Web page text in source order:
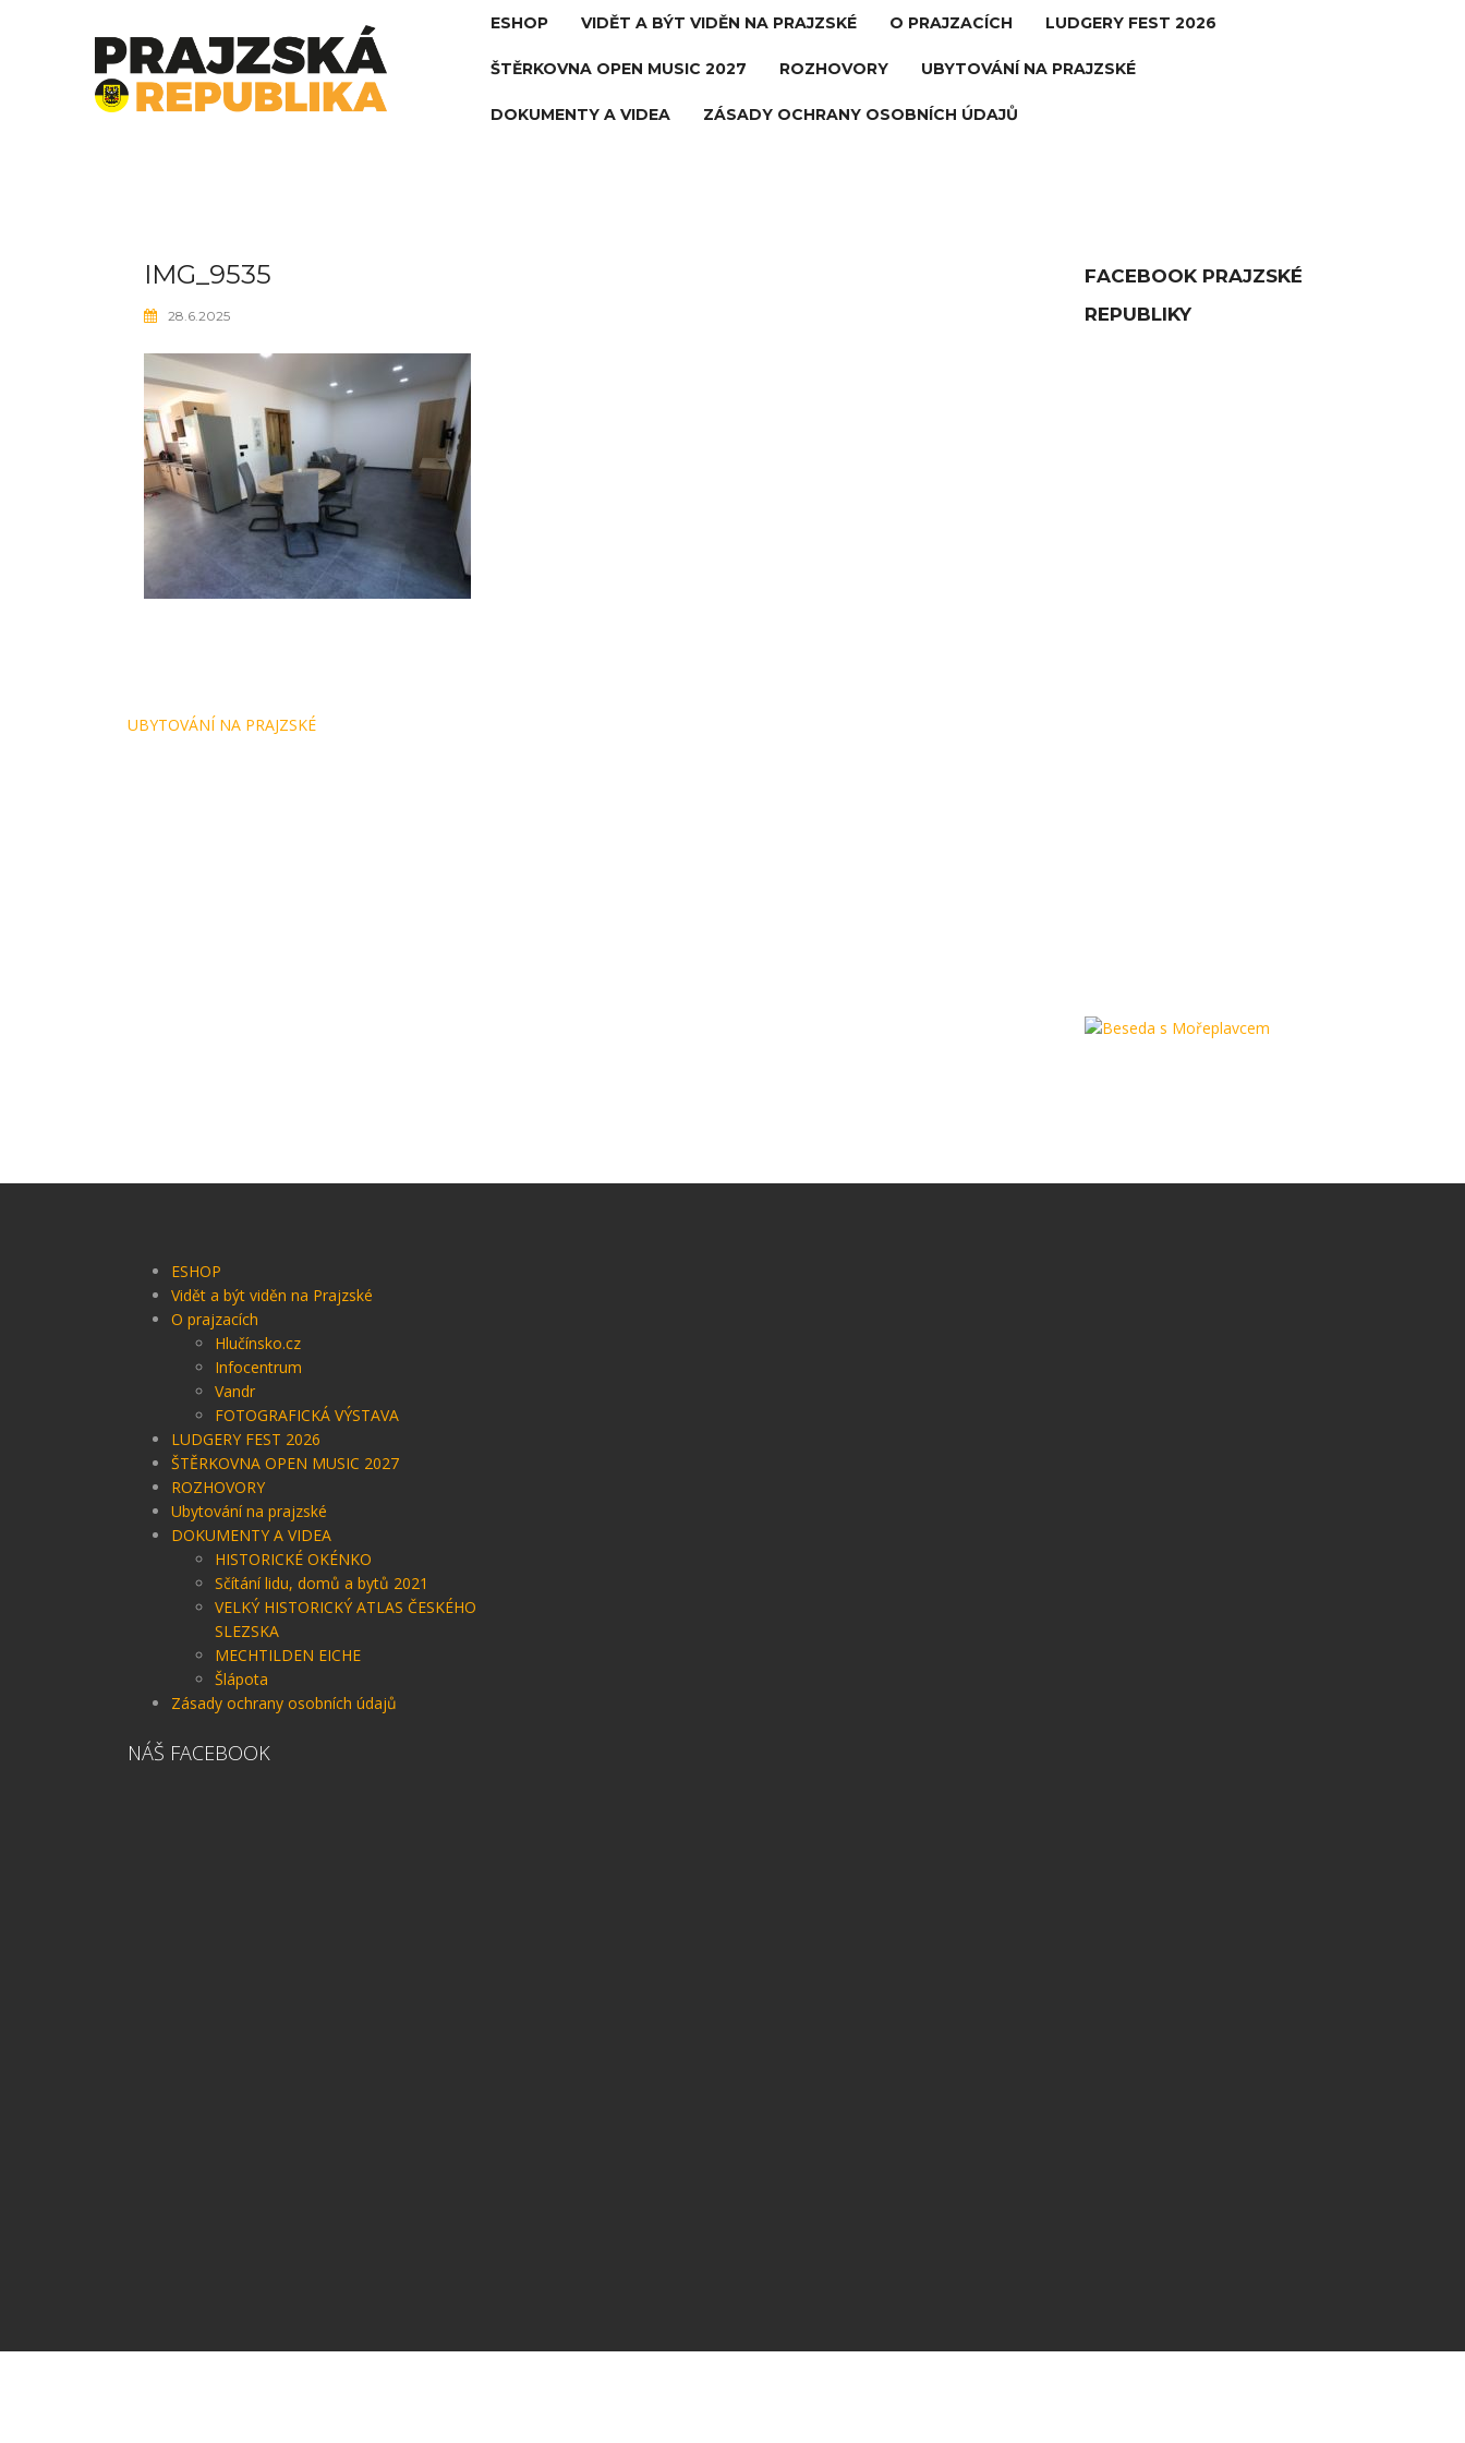
ESHOP VIDĚT A BÝT VIDĚN NA PRAJZSKÉ O PRAJZACÍCH LUDGERY FEST 2026
ŠTĚRKOVNA OPEN MUSIC 2027 ROZHOVORY UBYTOVÁNÍ NA PRAJZSKÉ
DOKUMENTY A VIDEA ZÁSADY OCHRANY OSOBNÍCH ÚDAJŮ
IMG_9535
28.6.2025
Navigace
UBYTOVÁNÍ NA PRAJZSKÉ
FACEBOOK PRAJZSKÉ
REPUBLIKY
ESHOP
Vidět a být viděn na Prajzské
O prajzacích
Hlučínsko.cz
Infocentrum
Vandr
FOTOGRAFICKÁ VÝSTAVA
LUDGERY FEST 2026
ŠTĚRKOVNA OPEN MUSIC 2027
ROZHOVORY
Ubytování na prajzské
DOKUMENTY A VIDEA
HISTORICKÉ OKÉNKO
Sčítání lidu, domů a bytů 2021
VELKÝ HISTORICKÝ ATLAS ČESKÉHO
SLEZSKA
MECHTILDEN EICHE
Šlápota
Zásady ochrany osobních údajů
NÁŠ FACEBOOK